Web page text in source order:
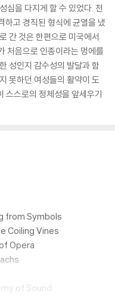
심을 다지게 할 수 있었다. 천
하고 경직된 형식에 균열을 냈
간 것은 한편으로 미국에서
처음으로 인종이라는 멍에를
성인지 감수성의 발달과 함
못하던 여성들의 활약이 도
스스로의 정체성을 앞세우기
from Symbols
Coiling Vines
Opera
of Sound